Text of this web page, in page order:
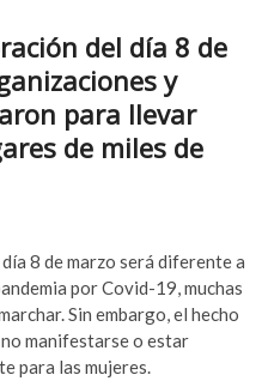
del día 8 de
y
para llevar
de miles de
8 de marzo será diferente a
por Covid-19, muchas
Sin embargo, el hecho
manifestarse o estar
para las mujeres.